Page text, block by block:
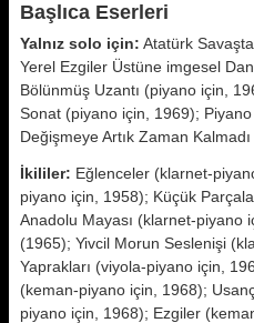
Başlıca Eserleri
Yalnız solo için: Atatürk
Yerel Ezgiler Üstüne imgesel
Bölünmüş Uzantı (piyano için,
Sonat (piyano için, 1969);
Değişmeye Artık Zaman
İkililer: Eğlenceler (klarnet-
piyano için, 1958); Küçük
Anadolu Mayası (klarnet-piyano
(1965); Yivcil Morun Seslenişi
Yaprakları (viyola-piyano için,
(keman-piyano için, 1968);
piyano için, 1968); Ezgiler